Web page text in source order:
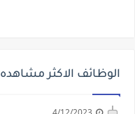
الوظائف الاكثر مشاهده